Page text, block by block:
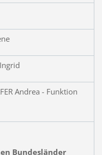
Andrea - Funktion
Bundesländer